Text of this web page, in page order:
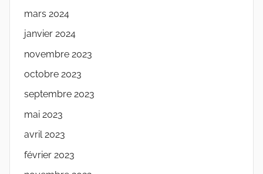
mars 2024
janvier 2024
novembre 2023
octobre 2023
septembre 2023
mai 2023
avril 2023
février 2023